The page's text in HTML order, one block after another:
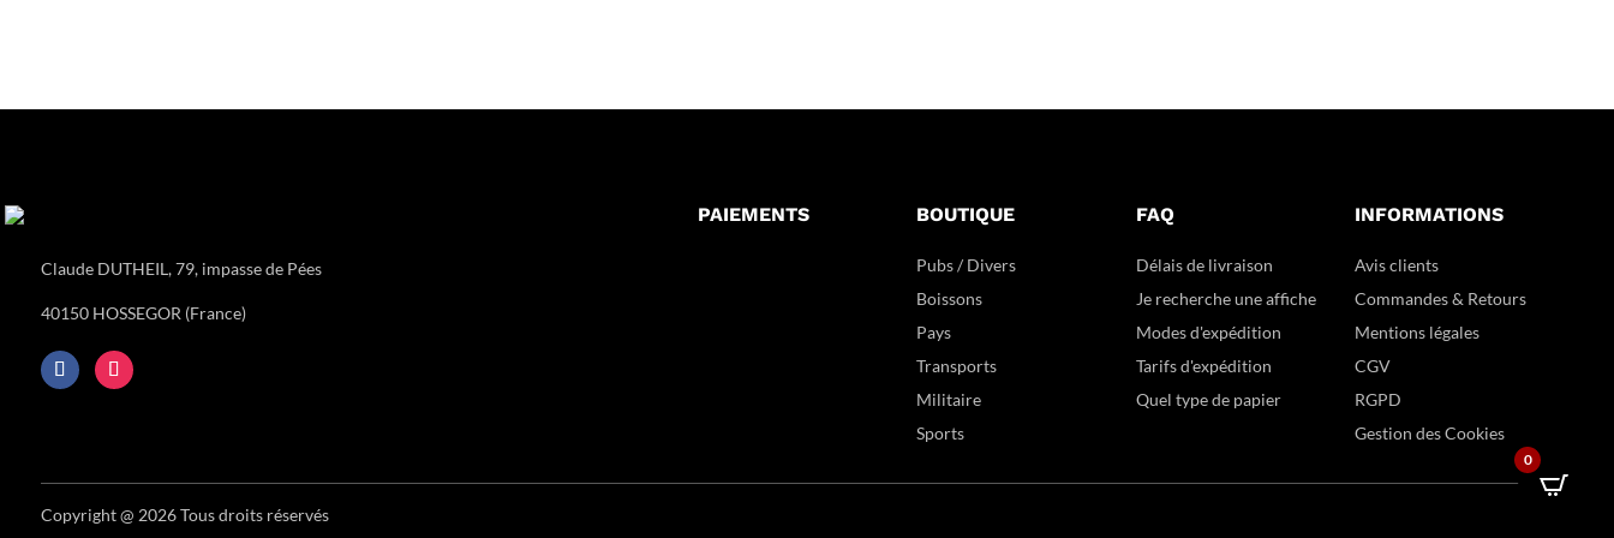
Claude DUTHEIL, 79, impasse de Pées
40150 HOSSEGOR (France)
PAIEMENTS BOUTIQUE
Pubs / Divers
Boissons
Pays
Transports
Militaire
Sports
FAQ
Délais de livraison
Je recherche une affiche
Modes d'expédition
Tarifs d'expédition
Quel type de papier
INFORMATIONS
Avis clients
Commandes & Retours
Mentions légales
CGV
RGPD
Gestion des Cookies
Copyright @ 2026 Tous droits réservés
0